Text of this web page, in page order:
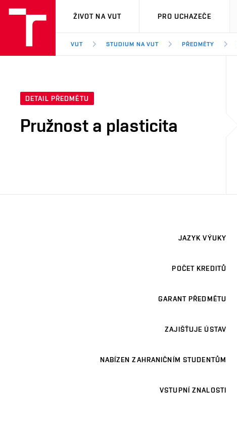
VUT
ŽIVOT NA VUT PRO UCHAZEČE
VUT STUDIUM NA VUT PŘEDMĚTY
DETAIL PŘEDMĚTU
Pružnost a plasticita
JAZYK VÝUKY
POČET KREDITŮ
GARANT PŘEDMĚTU
ZAJIŠŤUJE ÚSTAV
NABÍZEN ZAHRANIČNÍM STUDENTŮM
VSTUPNÍ ZNALOSTI